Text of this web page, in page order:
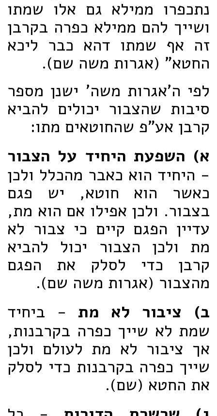
נתכפרו ממילא גם אלו שמתו
ושייך להם ממילא כפרה בקרבן
זה אף שמתו דהא כבר ליכא
החטא" (אגרות משה שם).
לפי ה'אגרות משה' ישנן מספר
סיבות שהצבור יכולים להביא
קרבן אע"פ שהחוטאים מתו:
א) השפעת היחיד על הצבור
- היחיד הוא כאבר מהכלל ולכן
כאשר הוא חוטא, יש פגם
בצבור. ולכן אפילו אם הוא מת,
עדיין הפגם קיים כי צבור לא
מת ולכן הצבור יכול להביא
קרבן כדי לסלק את הפגם
מהצבור (אגרות משה שם).
ב) ציבור לא מת - ביחיד
שמת לא שייך כפרה בקרבנות,
אך ציבור לא מת לעולם ולכן
שייך כפרה בקרבנות כדי לסלק
את החטא (שם).